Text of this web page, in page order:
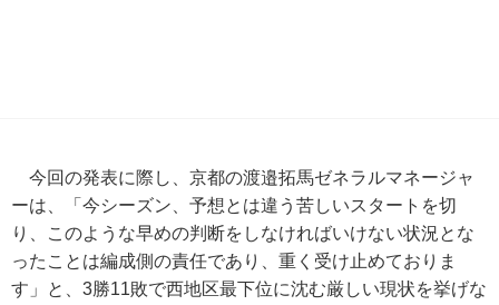
今回の発表に際し、京都の渡邉拓馬ゼネラルマネージャ
ーは、「今シーズン、予想とは違う苦しいスタートを切
り、このような早めの判断をしなければいけない状況とな
ったことは編成側の責任であり、重く受け止めておりま
す」と、3勝11敗で西地区最下位に沈む厳しい現状を挙げな